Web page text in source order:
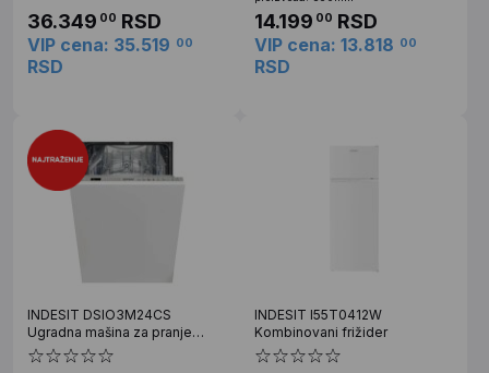
36.349 00 RSD
VIP cena: 35.519 00
RSD
14.199 00 RSD
VIP cena: 13.818 00
RSD
INDESIT DSIO3M24CS
Ugradna mašina za pranje
sudova
INDESIT I55T0412W
Kombinovani frižider